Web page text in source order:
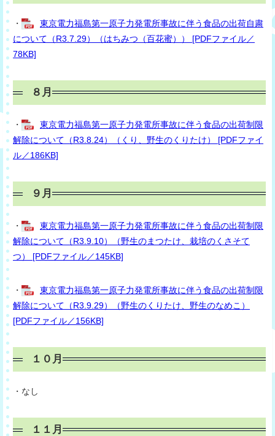
・
東京電力福島第一原子力発電所事故に伴う食品の出荷自粛
について（R3.7.29）（はちみつ（百花蜜）） [PDFファイル／
78KB]
８月
・
東京電力福島第一原子力発電所事故に伴う食品の出荷制限
解除について（R3.8.24）（くり、野生のくりたけ） [PDFファイ
ル／186KB]
９月
・
東京電力福島第一原子力発電所事故に伴う食品の出荷制限
解除について（R3.9.10）（野生のまつたけ、栽培のくさそて
つ） [PDFファイル／145KB]
・
東京電力福島第一原子力発電所事故に伴う食品の出荷制限
解除について（R3.9.29）（野生のくりたけ、野生のなめこ）
[PDFファイル／156KB]
１０月
・なし
１１月